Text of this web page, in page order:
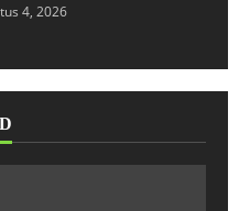
4, 2026